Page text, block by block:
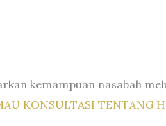
kemampuan nasabah
KONSULTASI TENTANG